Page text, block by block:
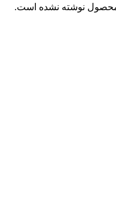
محصول نوشته نشده است.